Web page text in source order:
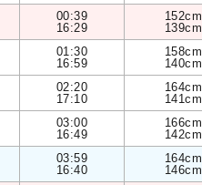
00:39
16:29
152cm
139cm
01:30
16:59
158cm
140cm
02:20
17:10
164cm
141cm
03:00
16:49
166cm
142cm
03:59
16:40
164cm
146cm